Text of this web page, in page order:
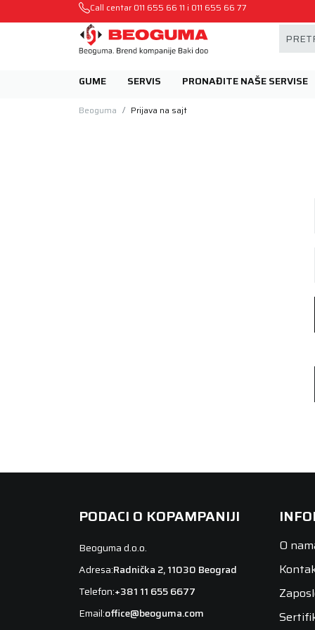
Call centar 011 655 66 11 i 011 655 66 77
Mehanika automobila u Beogumu.
GUME SERVIS PRONAĐITE NAŠE SERVISE
Beoguma Prijava na sajt
PODACI O KOPAMPANIJI
Beoguma d.o.o.
Adresa:Radnička 2, 11030 Beograd
Telefon:+381 11 655 6677
Email:office@beoguma.com
O